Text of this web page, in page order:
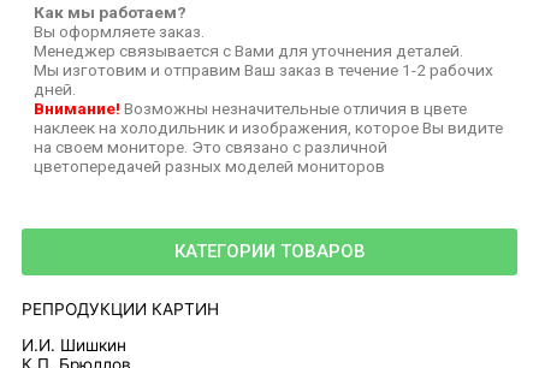
КАТЕГОРИИ ТОВАРОВ
РЕПРОДУКЦИИ КАРТИН
И.И. Шишкин
Как мы работаем?
Вы оформляете заказ.
Менеджер связывается с Вами для уточнения деталей.
Мы изготовим и отправим Ваш заказ в течение 1-2 рабочих
дней.
Внимание! Возможны незначительные отличия в цвете
наклеек на холодильник и изображения, которое Вы видите
на своем мониторе. Это связано с различной
цветопередачей разных моделей мониторов